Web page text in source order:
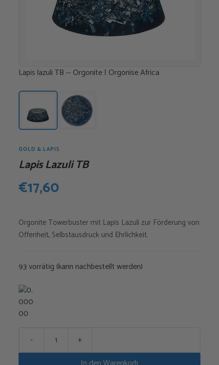
Lapis lazuli TB -- Orgonite | Orgonise Africa
GOLD & LAPIS
Lapis Lazuli TB
€17,60
Orgonite Towerbuster mit Lapis Lazuli zur Förderung von
Offenheit, Selbstausdruck und Ehrlichkeit.
93 vorrätig (kann nachbestellt werden)
-
Lazuli
+